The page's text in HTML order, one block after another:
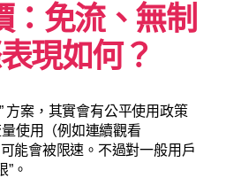
：免流、無制
現如何？
方案，其實會有公平使用政策
使用（例如連續觀看
能會被限速。不過對一般用戶
”。